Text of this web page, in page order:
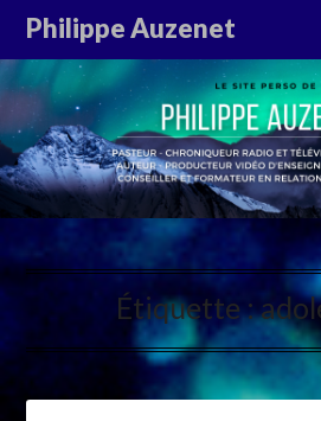
Philippe Auzenet
Étiquette :